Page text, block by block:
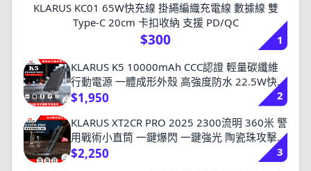
KLARUS KC01 65W快充線 掛繩編織充電線 數據線 雙
Type-C 20cm 卡扣收納 支援 PD/QC
$300
1
KLARUS K5 10000mAh CCC認證 輕量碳纖維
行動電源 一體成形外殼 高強度防水 22.5W快充
157g NB10000
$1,950
2
KLARUS XT2CR PRO 2025 2300流明 360米 警
用戰術小直筒 一鍵爆閃 一鍵強光 陶瓷珠攻擊頭
18650
$2,250
3